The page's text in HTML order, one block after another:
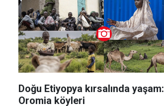
Doğu Etiyopya kırsalında yaşam:
Oromia köyleri